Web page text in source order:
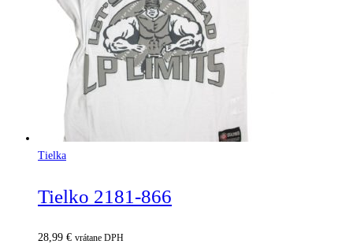
Tielka
Tielko 2181-866
28,99 € vrátane DPH